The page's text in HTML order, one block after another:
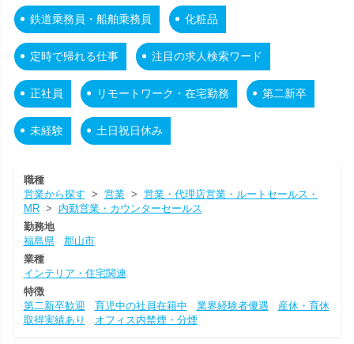
鉄道乗務員・船舶乗務員 化粧品
定時で帰れる仕事 注目の求人検索ワード
正社員 リモートワーク・在宅勤務 第二新卒
未経験 土日祝日休み
職種
営業から探す > 営業> 営業・代理店営業・ルートセールス・
MR> 内勤営業・カウンターセールス
勤務地
福島県
郡山市
業種
インテリア・住宅関連
特徴
第二新卒歓迎
育児中の社員在籍中 業界経験者優遇
産休・育休
取得実績あり
オフィス内禁煙・分煙